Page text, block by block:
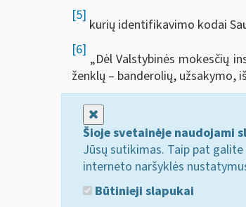
[5]
kurių identifikavimo kodai
[6]
„Dėl Valstybinės mokesčių
ženklų – banderolių,
Šioje svetainėje naudojami
Jūsų sutikimas. Taip pat
interneto naršyklės
Būtinieji slapukai